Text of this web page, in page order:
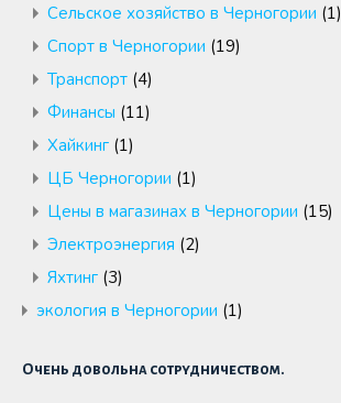
Сельское хозяйство в Черногории (1)
Спорт в Черногории (19)
Транспорт (4)
Финансы (11)
Хайкинг (1)
ЦБ Черногории (1)
Цены в магазинах в Черногории (15)
Электроэнергия (2)
Яхтинг (3)
экология в Черногории (1)
Очень довольна сотрудничеством.